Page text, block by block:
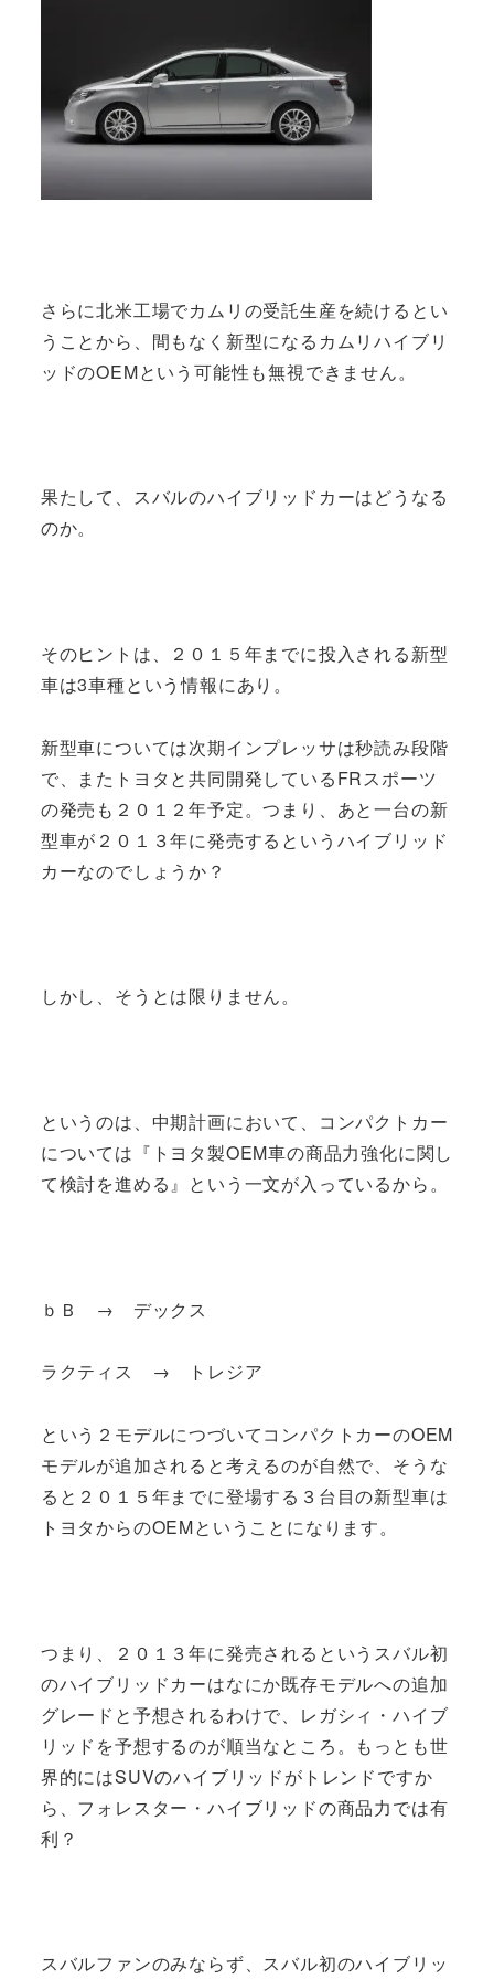
さらに北米工場でカムリの受託生産を続けるとい
うことから、間もなく新型になるカムリハイブリ
ッドのOEMという可能性も無視できません。
果たして、スバルのハイブリッドカーはどうなる
のか。
そのヒントは、２０１５年までに投入される新型
車は3車種という情報にあり。
新型車については次期インプレッサは秒読み段階
で、またトヨタと共同開発しているFRスポーツ
の発売も２０１２年予定。つまり、あと一台の新
型車が２０１３年に発売するというハイブリッド
カーなのでしょうか？
しかし、そうとは限りません。
というのは、中期計画において、コンパクトカー
については『トヨタ製OEM車の商品力強化に関し
て検討を進める』という一文が入っているから。
ｂＢ → デックス
ラクティス → トレジア
という２モデルにつづいてコンパクトカーのOEM
モデルが追加されると考えるのが自然で、そうな
ると２０１５年までに登場する３台目の新型車は
トヨタからのOEMということになります。
つまり、２０１３年に発売されるというスバル初
のハイブリッドカーはなにか既存モデルへの追加
グレードと予想されるわけで、レガシィ・ハイブ
リッドを予想するのが順当なところ。もっとも世
界的にはSUVのハイブリッドがトレンドですか
ら、フォレスター・ハイブリッドの商品力では有
利？
スバルファンのみならず、スバル初のハイブリッ